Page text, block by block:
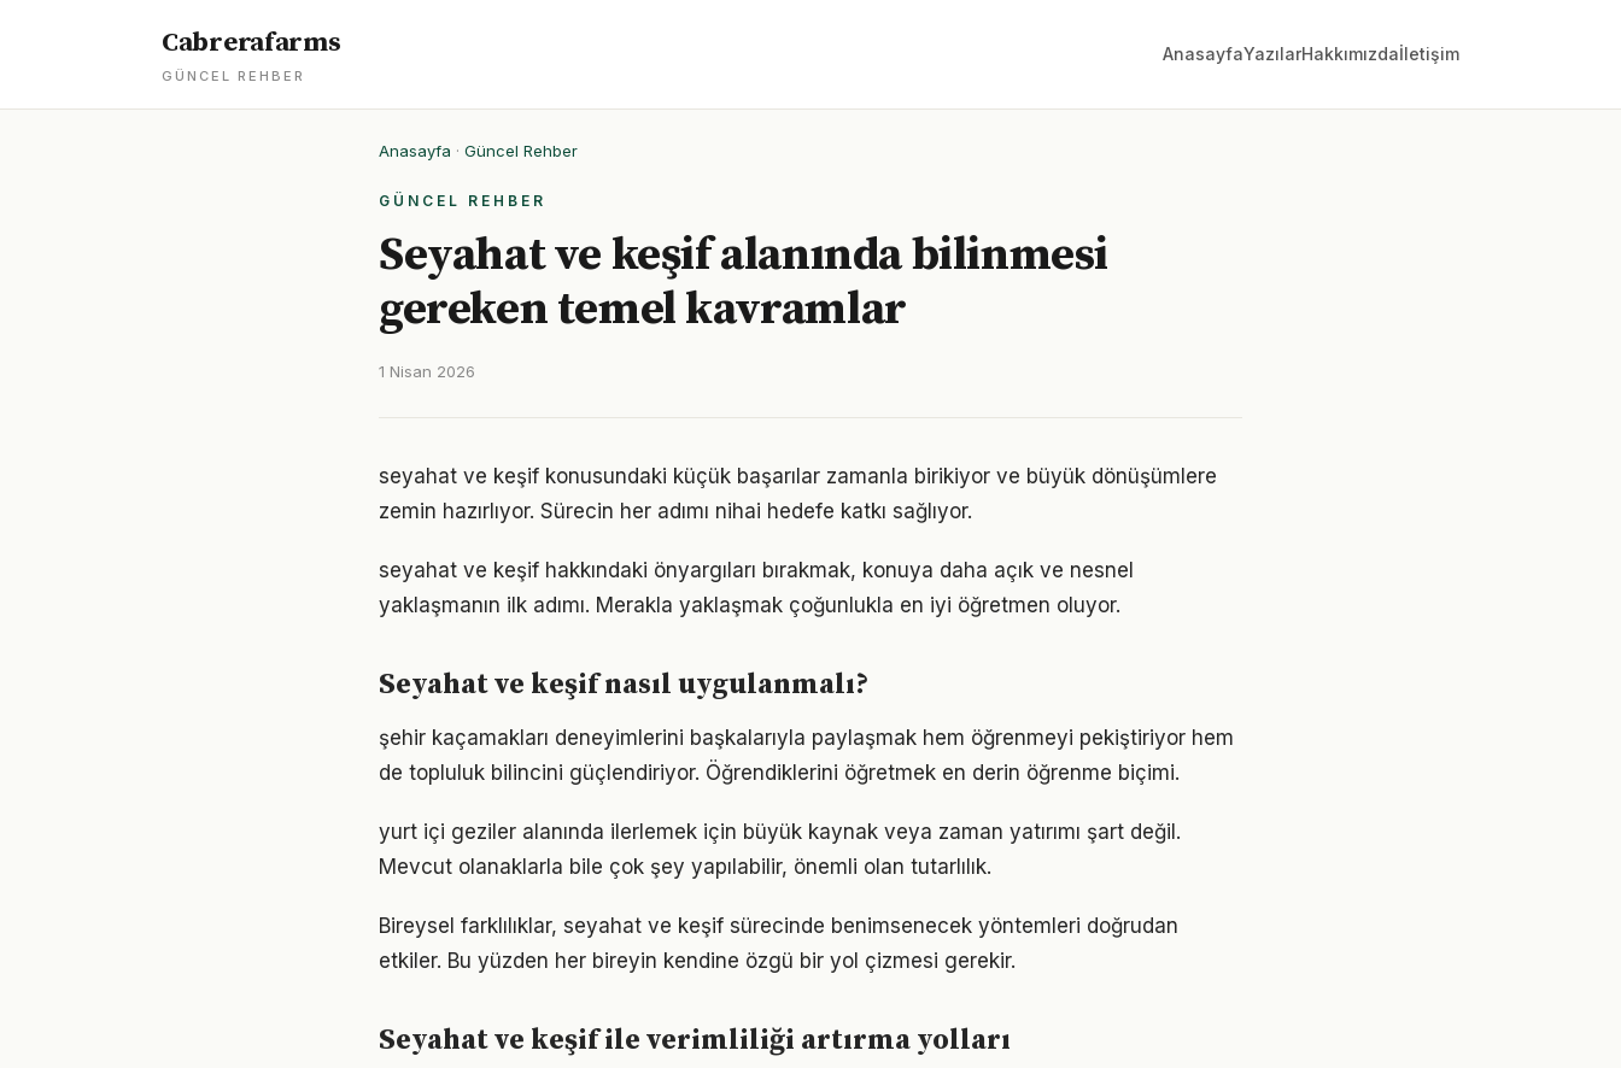
Cabrerafarms
GÜNCEL REHBER
AnasayfaYazılarHakkımızdaİletişim
Anasayfa · Güncel Rehber
GÜNCEL REHBER
Seyahat ve keşif alanında bilinmesi
gereken temel kavramlar
1 Nisan 2026
seyahat ve keşif konusundaki küçük başarılar zamanla birikiyor ve büyük dönüşümlere
zemin hazırlıyor. Sürecin her adımı nihai hedefe katkı sağlıyor.
seyahat ve keşif hakkındaki önyargıları bırakmak, konuya daha açık ve nesnel
yaklaşmanın ilk adımı. Merakla yaklaşmak çoğunlukla en iyi öğretmen oluyor.
Seyahat ve keşif nasıl uygulanmalı?
şehir kaçamakları deneyimlerini başkalarıyla paylaşmak hem öğrenmeyi pekiştiriyor hem
de topluluk bilincini güçlendiriyor. Öğrendiklerini öğretmek en derin öğrenme biçimi.
yurt içi geziler alanında ilerlemek için büyük kaynak veya zaman yatırımı şart değil.
Mevcut olanaklarla bile çok şey yapılabilir, önemli olan tutarlılık.
Bireysel farklılıklar, seyahat ve keşif sürecinde benimsenecek yöntemleri doğrudan
etkiler. Bu yüzden her bireyin kendine özgü bir yol çizmesi gerekir.
Seyahat ve keşif ile verimliliği artırma yolları